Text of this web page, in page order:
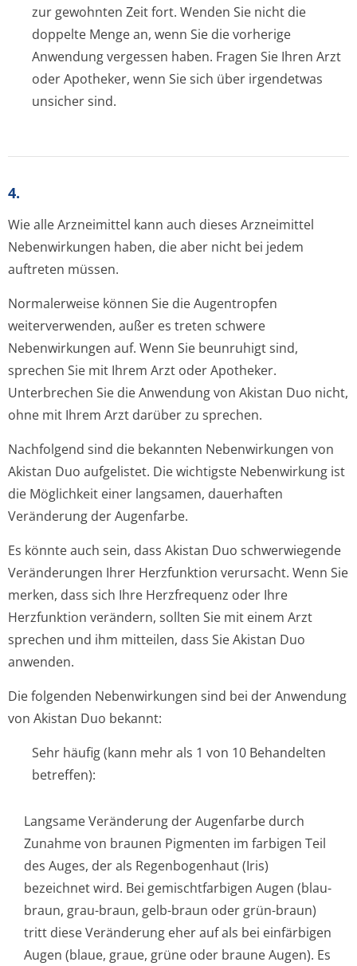
zur gewohnten Zeit fort. Wenden Sie nicht die
doppelte Menge an, wenn Sie die vorherige
Anwendung vergessen haben. Fragen Sie Ihren Arzt
oder Apotheker, wenn Sie sich über irgendetwas
unsicher sind.
4.
Wie alle Arzneimittel kann auch dieses Arzneimittel
Nebenwirkungen haben, die aber nicht bei jedem
auftreten müssen.
Normalerweise können Sie die Augentropfen
weiterverwenden, außer es treten schwere
Nebenwirkungen auf. Wenn Sie beunruhigt sind,
sprechen Sie mit Ihrem Arzt oder Apotheker.
Unterbrechen Sie die Anwendung von Akistan Duo nicht,
ohne mit Ihrem Arzt darüber zu sprechen.
Nachfolgend sind die bekannten Nebenwirkungen von
Akistan Duo aufgelistet. Die wichtigste Nebenwirkung ist
die Möglichkeit einer langsamen, dauerhaften
Veränderung der Augenfarbe.
Es könnte auch sein, dass Akistan Duo schwerwiegende
Veränderungen Ihrer Herzfunktion verursacht. Wenn Sie
merken, dass sich Ihre Herzfrequenz oder Ihre
Herzfunktion verändern, sollten Sie mit einem Arzt
sprechen und ihm mitteilen, dass Sie Akistan Duo
anwenden.
Die folgenden Nebenwirkungen sind bei der Anwendung
von Akistan Duo bekannt:
Sehr häufig (kann mehr als 1 von 10 Behandelten
betreffen):
Langsame Veränderung der Augenfarbe durch
Zunahme von braunen Pigmenten im farbigen Teil
des Auges, der als Regenbogenhaut (Iris)
bezeichnet wird. Bei gemischtfarbigen Augen (blau-
braun, grau-braun, gelb-braun oder grün-braun)
tritt diese Veränderung eher auf als bei einfärbigen
Augen (blaue, graue, grüne oder braune Augen). Es